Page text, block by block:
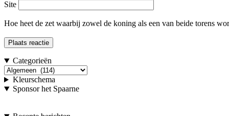
Site
Hoe heet de zet waarbij zowel de koning als een van beide torens
Categorieën
Categorieën
Kleurschema
Sponsor het Spaarne